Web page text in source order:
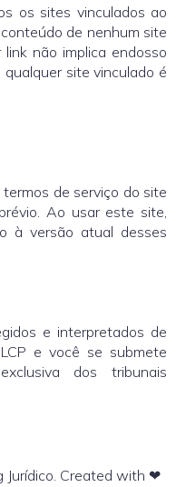
os sites vinculados ao
de nenhum site
não implica endosso
site vinculado é
de serviço do site
Ao usar este site,
à versão atual desses
e interpretados de
e você se submete
dos tribunais
Jurídico. Created with ❤